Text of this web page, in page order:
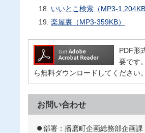
いいとこ検索（MP3-1,204KB
楽屋裏（MP3-359KB）
PDF形
要です
ら無料ダウンロードしてください。
お問い合わせ
部署：播磨町企画総務部企画課